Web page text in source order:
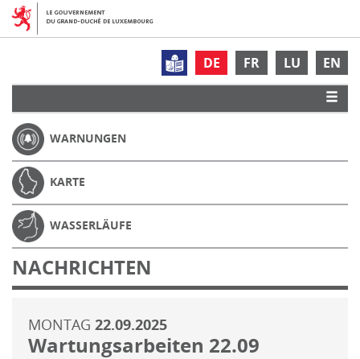
DE FR LU EN
WARNUNGEN
KARTE
WASSERLÄUFE
NACHRICHTEN
MONTAG 22.09.2025
Wartungsarbeiten 22.09